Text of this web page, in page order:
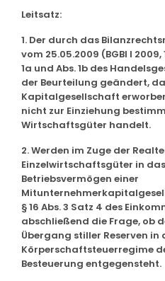
Leitsatz:
1. Der durch das
vom 25.05.2009 (BGBl I
1a und Abs. 1b des
der Beurteilung geändert,
Kapitalgesellschaft
nicht zur Einziehung
Wirtschaftsgüter handelt.
2. Werden im Zuge der
Einzelwirtschaftsgüter in
Betriebsvermögen einer
§ 16 Abs. 3 Satz 4 des
abschließend die Frage, ob
Übergang stiller Reserven in
Körperschaftsteuerregime
Besteuerung entgegensteht.